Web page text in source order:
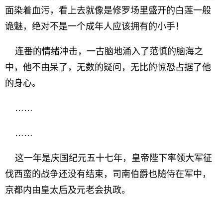
面染着血污，看上去就像是修罗场里盛开的白莲一般
诡魅，绝对不是一个成年人应该拥有的小手！
连番的情绪冲击，一古脑地涌入了范慎的脑海之
中，他不由呆了，无数的疑问，无比的惊恐占据了他
的身心。
……
……
这一年是庆国纪元五十七年，皇帝陛下率领大军征
伐西蛮的战争还没有结束，司南伯爵也随侍在军中，
京都内由皇太后及元老会执政。